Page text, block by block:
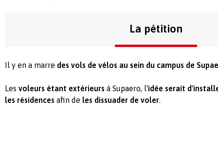
La pétition
Il y en a marre des vols de vélos au sein du campus de
Les voleurs étant extérieurs à Supaero, l'idée serait
les résidences afin de les dissuader de voler.